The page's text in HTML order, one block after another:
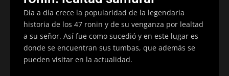
Día a día crece la popularidad de la legendaria
historia de los 47 ronin y de su venganza por lealtad
a su señor. Así fue como sucedió y en este lugar es
donde se encuentran sus tumbas, que además se
pueden visitar en la actualidad.